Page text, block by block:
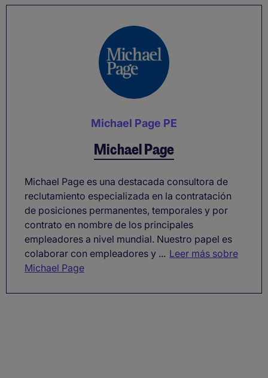
Michael Page PE
Michael Page
Michael Page es una destacada consultora de
reclutamiento especializada en la contratación
de posiciones permanentes, temporales y por
contrato en nombre de los principales
empleadores a nivel mundial. Nuestro papel es
colaborar con empleadores y ... Leer más sobre
Michael Page